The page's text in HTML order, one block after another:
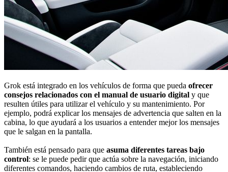
Grok está integrado en los vehículos de forma que pueda ofrecer
consejos relacionados con el manual de usuario digital y que
resulten útiles para utilizar el vehículo y su mantenimiento. Por
ejemplo, podrá explicar los mensajes de advertencia que salten en la
cabina, lo que ayudará a los usuarios a entender mejor los mensajes
que le salgan en la pantalla.
También está pensado para que asuma diferentes tareas bajo
control: se le puede pedir que actúa sobre la navegación, iniciando
diferentes comandos, haciendo cambios de ruta, estableciendo